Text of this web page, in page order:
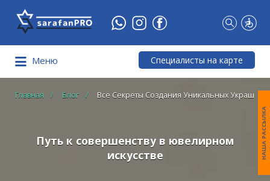
Что
Вы
ищете?
Меню Специалисты на карте
Главная Блог Все Секреты Создания Уникальных
Путь к совершенству в ювелирном
искусстве
НАША РАССЫЛКА